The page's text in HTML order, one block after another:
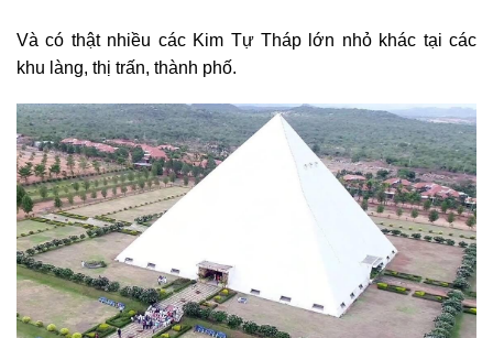
Và có thật nhiều các Kim Tự Tháp lớn nhỏ khác tại các
khu làng, thị trấn, thành phố.